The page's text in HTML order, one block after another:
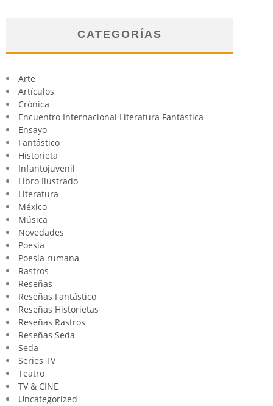
CATEGORÍAS
Arte
Artículos
Crónica
Encuentro Internacional Literatura Fantástica
Ensayo
Fantástico
Historieta
Infantojuvenil
Libro Ilustrado
Literatura
México
Música
Novedades
Poesia
Poesía rumana
Rastros
Reseñas
Reseñas Fantástico
Reseñas Historietas
Reseñas Rastros
Reseñas Seda
Seda
Series TV
Teatro
TV & CINE
Uncategorized